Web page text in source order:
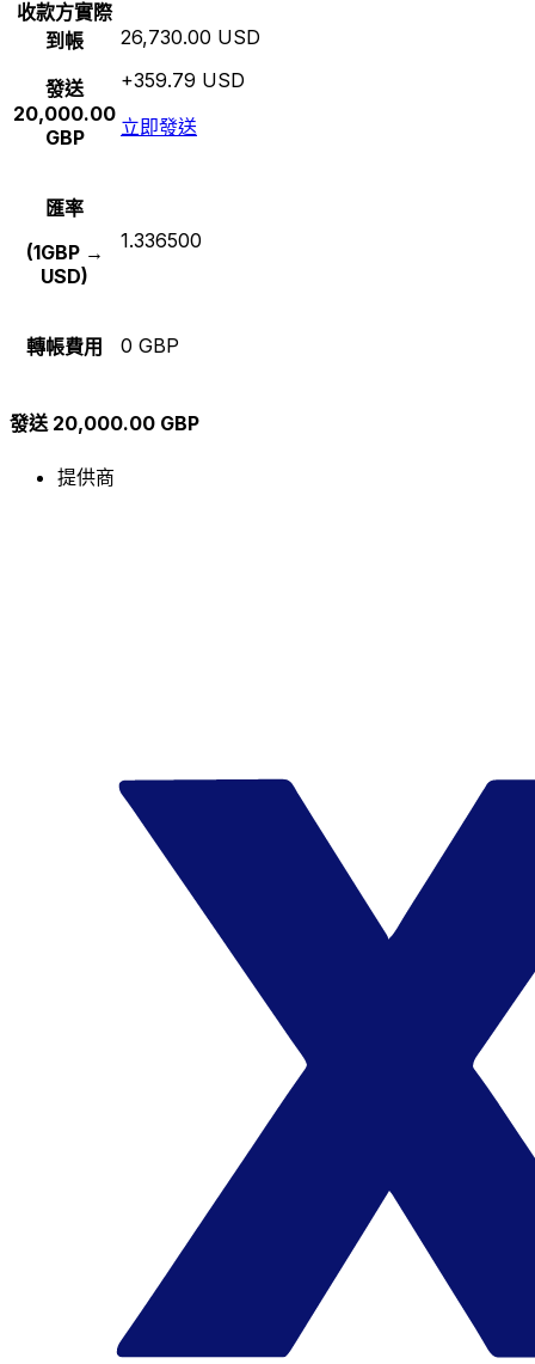
收款方實際
到帳
發送
20,000.00
GBP
26,730.00 USD
+359.79 USD
立即發送
匯率
(1GBP →
USD)
1.336500
轉帳費用 0 GBP
發送 20,000.00 GBP
提供商